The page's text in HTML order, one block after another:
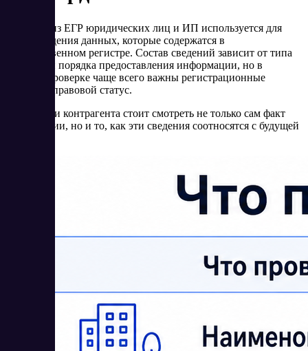
Выписка из ЕГР юридических лиц и ИП используется для
подтверждения данных, которые содержатся в
государственном регистре. Состав сведений зависит от типа
субъекта и порядка предоставления информации, но в
деловой проверке чаще всего важны регистрационные
данные и правовой статус.
Для оценки контрагента стоит смотреть не только сам факт
регистрации, но и то, как эти сведения соотносятся с будущей